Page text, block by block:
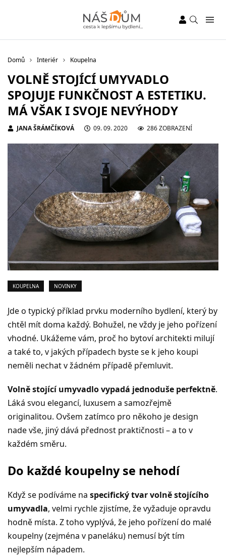
Domů Interiér Koupelna
VOLNĚ STOJÍCÍ UMYVADLO
SPOJUJE FUNKČNOST A ESTETIKU.
MÁ VŠAK I SVOJE NEVÝHODY
JANA ŠRÁMČÍKOVÁ 09. 09. 2020 286 ZOBRAZENÍ
KOUPELNA NOVINKY
Jde o typický příklad prvku moderního bydlení, který by
chtěl mít doma každý. Bohužel, ne vždy je jeho pořízení
vhodné. Ukážeme vám, proč ho bytoví architekti milují
a také to, v jakých případech byste se k jeho koupi
neměli nechat v žádném případě přemluvit.
Volně stojící umyvadlo vypadá jednoduše perfektně.
Láká svou elegancí, luxusem a samozřejmě
originalitou. Ovšem zatímco pro někoho je design
nade vše, jiný dává přednost praktičnosti – a to v
každém směru.
Do každé koupelny se nehodí
Když se podíváme na specifický tvar volně stojícího
umyvadla, velmi rychle zjistíme, že vyžaduje opravdu
hodně místa. Z toho vyplývá, že jeho pořízení do malé
koupelny (zejména v paneláku) nemusí být tím
nejlepším nápadem.